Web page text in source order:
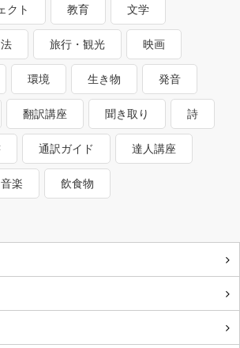
クト 教育 文学
旅行・観光 映画
環境 生き物 発音
翻訳講座 聞き取り 詩
通訳ガイド 達人講座
音楽 飲食物